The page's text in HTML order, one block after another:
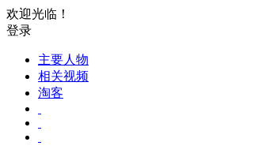
欢迎光临！
登录
主要人物
相关视频
淘客